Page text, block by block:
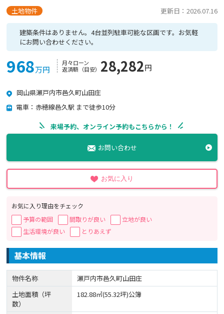
土地物件 更新日：2026.07.16
建築条件はありません。4台並列駐車可能な区画です。お気軽
にお問い合わせください。
968万円
月々ローン
返済額（目安） 28,282円
岡山県瀬戸内市邑久町山田庄
電車：赤穂線邑久駅 まで徒歩10分
来場予約、オンライン予約もこちらから！
お問い合わせ
お気に入り
お気に入り理由をチェック
予算の範囲
間取りが良い
立地が良い
生活環境が良い
とりあえず
基本情報
物件名称
瀬戸内市邑久町山田庄
土地面積（坪
数）
182.88㎡(55.32坪)公簿